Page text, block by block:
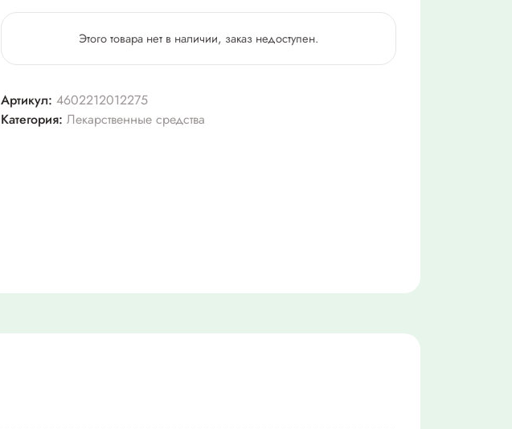
Этого товара нет в наличии, заказ недоступен.
Артикул: 4602212012275
Категория: Лекарственные средства